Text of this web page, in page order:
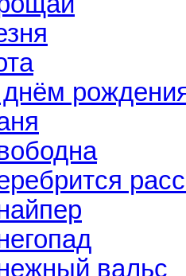
вальс